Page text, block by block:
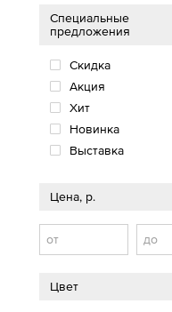
Специальные
предложения
Скидка
Акция
Хит
Новинка
Выставка
Цена, р.
от до
Цвет